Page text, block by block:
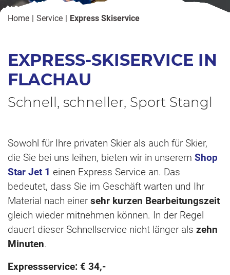
Home Service Express Skiservice
EXPRESS-SKISERVICE IN
FLACHAU
Schnell, schneller, Sport Stangl
Sowohl für Ihre privaten Skier als auch für Skier,
die Sie bei uns leihen, bieten wir in unserem Shop
Star Jet 1 einen Express Service an. Das
bedeutet, dass Sie im Geschäft warten und Ihr
Material nach einer sehr kurzen Bearbeitungszeit
gleich wieder mitnehmen können. In der Regel
dauert dieser Schnellservice nicht länger als zehn
Minuten.
Expressservice: € 34,-